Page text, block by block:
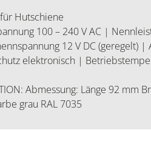
Hutschiene
100 – 240 V AC |
12 V DC (geregelt)
elektronisch |
Abmessung: Länge 92 mm
grau RAL 7035